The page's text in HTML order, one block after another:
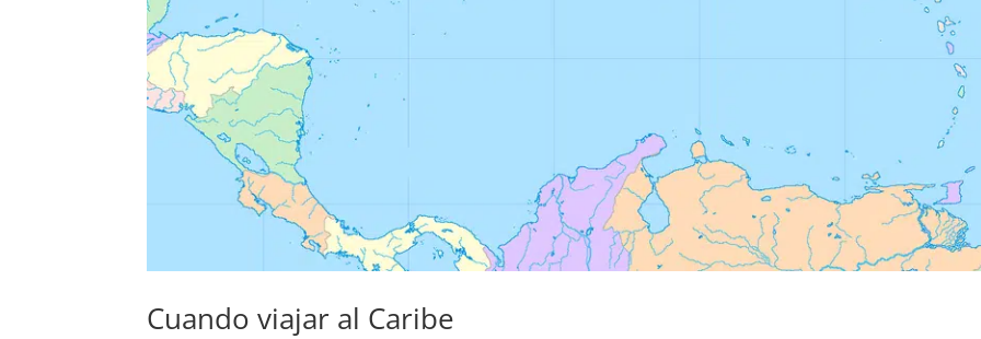
Cuando viajar al Caribe